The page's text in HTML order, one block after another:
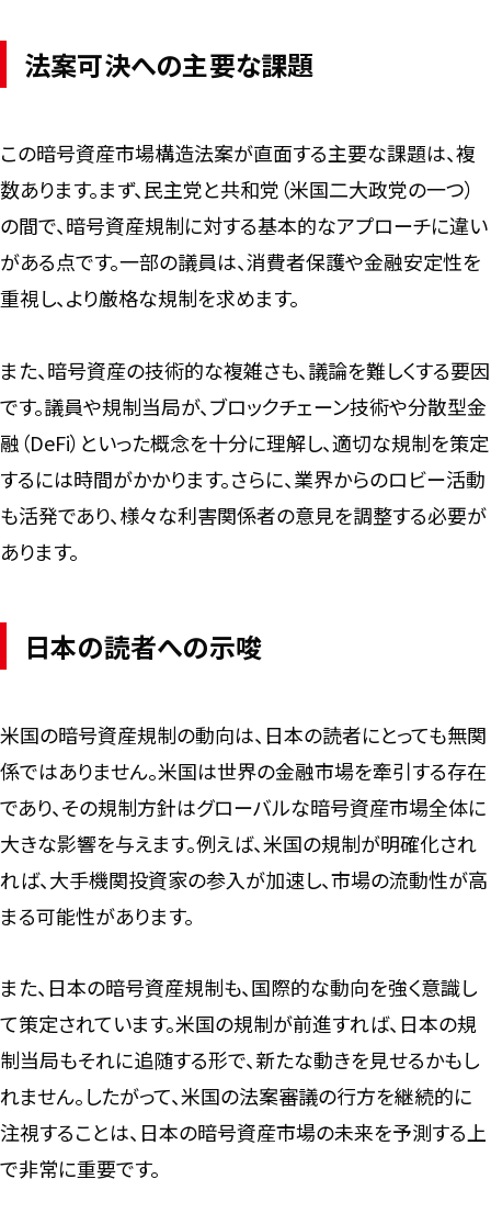
法案可決への主要な課題
この暗号資産市場構造法案が直面する主要な課題は、複
数あります。まず、民主党と共和党（米国二大政党の一つ）
の間で、暗号資産規制に対する基本的なアプローチに違い
がある点です。一部の議員は、消費者保護や金融安定性を
重視し、より厳格な規制を求めます。
また、暗号資産の技術的な複雑さも、議論を難しくする要因
です。議員や規制当局が、ブロックチェーン技術や分散型金
融（DeFi）といった概念を十分に理解し、適切な規制を策定
するには時間がかかります。さらに、業界からのロビー活動
も活発であり、様々な利害関係者の意見を調整する必要が
あります。
日本の読者への示唆
米国の暗号資産規制の動向は、日本の読者にとっても無関
係ではありません。米国は世界の金融市場を牽引する存在
であり、その規制方針はグローバルな暗号資産市場全体に
大きな影響を与えます。例えば、米国の規制が明確化され
れば、大手機関投資家の参入が加速し、市場の流動性が高
まる可能性があります。
また、日本の暗号資産規制も、国際的な動向を強く意識し
て策定されています。米国の規制が前進すれば、日本の規
制当局もそれに追随する形で、新たな動きを見せるかもし
れません。したがって、米国の法案審議の行方を継続的に
注視することは、日本の暗号資産市場の未来を予測する上
で非常に重要です。